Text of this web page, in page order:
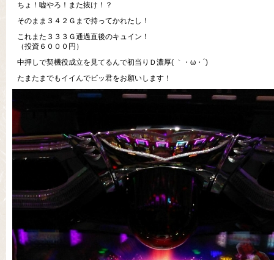
ちょ！嘘やろ！また抜け！？
そのまま３４２Ｇまで持ってかれたし！
これまた３３３Ｇ通過直後のキュイン！
（投資６０００円）
中押しで契機役成立を見てるんで初当りＤ濃厚( ｀・ω・´)
たまたまでもイイんでビッ君をお願いします！